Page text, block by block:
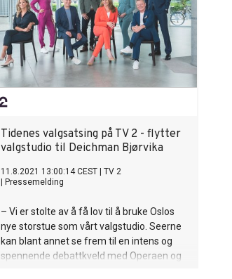
Tidenes valgsatsing på TV 2 - flytter
valgstudio til Deichman Bjørvika
11.8.2021 13:00:14 CEST
TV 2
Pressemelding
– Vi er stolte av å få lov til å bruke Oslos
nye storstue som vårt valgstudio. Seerne
kan blant annet se frem til en intens og
spennende debattkveld med Operaen og